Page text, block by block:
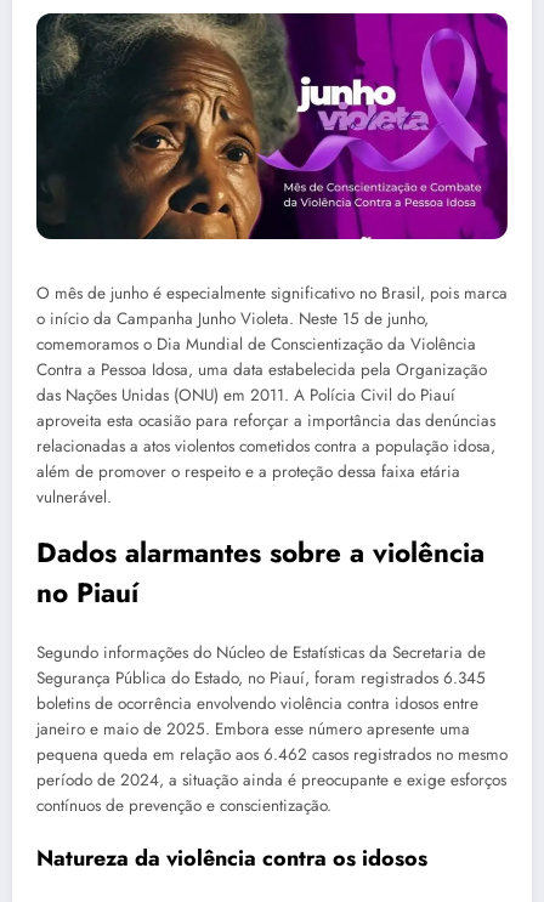
O mês de junho é especialmente significativo no Brasil, pois marca
o início da Campanha Junho Violeta. Neste 15 de junho,
comemoramos o Dia Mundial de Conscientização da Violência
Contra a Pessoa Idosa, uma data estabelecida pela Organização
das Nações Unidas (ONU) em 2011. A Polícia Civil do Piauí
aproveita esta ocasião para reforçar a importância das denúncias
relacionadas a atos violentos cometidos contra a população idosa,
além de promover o respeito e a proteção dessa faixa etária
vulnerável.
Dados alarmantes sobre a violência
no Piauí
Segundo informações do Núcleo de Estatísticas da Secretaria de
Segurança Pública do Estado, no Piauí, foram registrados 6.345
boletins de ocorrência envolvendo violência contra idosos entre
janeiro e maio de 2025. Embora esse número apresente uma
pequena queda em relação aos 6.462 casos registrados no mesmo
período de 2024, a situação ainda é preocupante e exige esforços
contínuos de prevenção e conscientização.
Natureza da violência contra os idosos